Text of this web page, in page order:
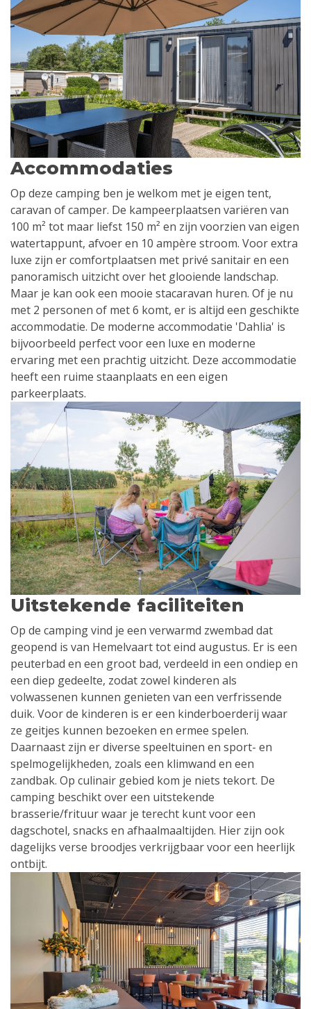
Accommodaties
Op deze camping ben je welkom met je eigen tent,
caravan of camper. De kampeerplaatsen variëren van
100 m² tot maar liefst 150 m² en zijn voorzien van eigen
watertappunt, afvoer en 10 ampère stroom. Voor extra
luxe zijn er comfortplaatsen met privé sanitair en een
panoramisch uitzicht over het glooiende landschap.
Maar je kan ook een mooie stacaravan huren. Of je nu
met 2 personen of met 6 komt, er is altijd een geschikte
accommodatie. De moderne accommodatie 'Dahlia' is
bijvoorbeeld perfect voor een luxe en moderne
ervaring met een prachtig uitzicht. Deze accommodatie
heeft een ruime staanplaats en een eigen
parkeerplaats.
Uitstekende faciliteiten
Op de camping vind je een verwarmd zwembad dat
geopend is van Hemelvaart tot eind augustus. Er is een
peuterbad en een groot bad, verdeeld in een ondiep en
een diep gedeelte, zodat zowel kinderen als
volwassenen kunnen genieten van een verfrissende
duik. Voor de kinderen is er een kinderboerderij waar
ze geitjes kunnen bezoeken en ermee spelen.
Daarnaast zijn er diverse speeltuinen en sport- en
spelmogelijkheden, zoals een klimwand en een
zandbak. Op culinair gebied kom je niets tekort. De
camping beschikt over een uitstekende
brasserie/frituur waar je terecht kunt voor een
dagschotel, snacks en afhaalmaaltijden. Hier zijn ook
dagelijks verse broodjes verkrijgbaar voor een heerlijk
ontbijt.